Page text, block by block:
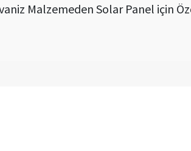
Malzemeden Solar Panel için